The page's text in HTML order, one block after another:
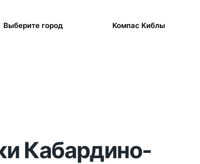
Выберите город Компас Киблы
Кабардино-